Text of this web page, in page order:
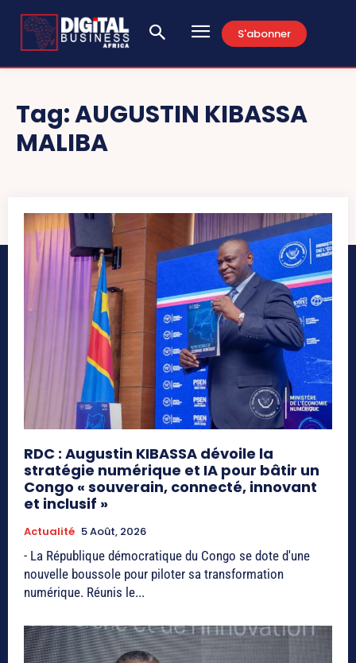
S'abonner
Tag:AUGUSTIN KIBASSA
MALIBA
RDC : Augustin KIBASSA dévoile la
stratégie numérique et IA pour bâtir un
Congo « souverain, connecté, innovant
et inclusif »
Actualité 5 Août, 2026
- La République démocratique du Congo se dote d'une
nouvelle boussole pour piloter sa transformation
numérique. Réunis le...